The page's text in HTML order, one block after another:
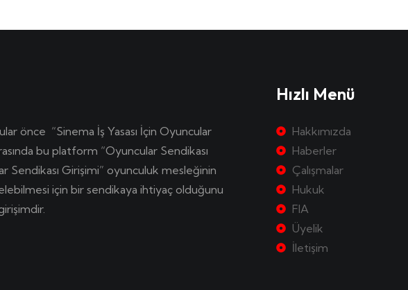
önce “Sinema İş Yasası İçin Oyuncular
bu platform “Oyuncular Sendikası
Sendikası Girişimi” oyunculuk mesleğinin
için bir sendikaya ihtiyaç olduğunu
Hızlı Menü
Hakkımızda
Haberler
Çalışmalar
Hukuk
FIA
Üyelik
İletişim